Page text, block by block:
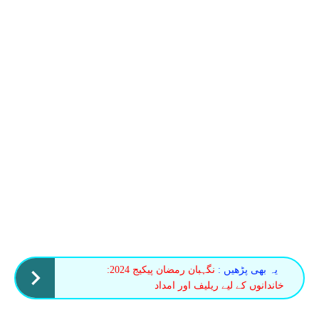
یہ بھی پڑھیں :
نگہبان رمضان پیکیج 2024:
خاندانوں کے لیے ریلیف اور امداد